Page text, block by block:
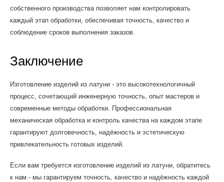
собственного производства позволяет нам контролировать
каждый этап обработки, обеспечивая точность, качество и
соблюдение сроков выполнения заказов.
Заключение
Изготовление изделий из латуни - это высокотехнологичный
процесс, сочетающий инженерную точность, опыт мастеров и
современные методы обработки. Профессиональная
механическая обработка и контроль качества на каждом этапе
гарантируют долговечность, надёжность и эстетическую
привлекательность готовых изделий.
Если вам требуется изготовление изделий из латуни, обратитесь
к нам - мы гарантируем точность, качество и надёжность каждой